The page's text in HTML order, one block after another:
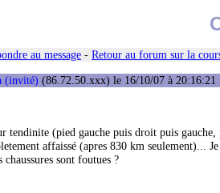
au message - Retour au forum sur la
(invité) (86.72.50.xxx) le 16/10/07 à 20:16:21
tendinite (pied gauche puis droit puis
affaissé (apres 830 km seulement)...
sont foutues ?